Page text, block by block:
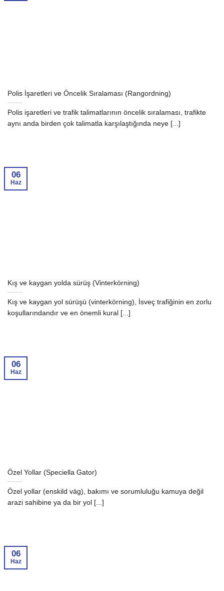
Polis İşaretleri ve Öncelik Sıralaması (Rangordning)
Polis işaretleri ve trafik talimatlarının öncelik sıralaması, trafikte
aynı anda birden çok talimatla karşılaştığında neye [...]
Kış ve kaygan yolda sürüş (Vinterkörning)
Kış ve kaygan yol sürüşü (vinterkörning), İsveç trafiğinin en zorlu
koşullarındandır ve en önemli kural [...]
06
Haz
Özel Yollar (Speciella Gator)
Özel yollar (enskild väg), bakımı ve sorumluluğu kamuya değil
arazi sahibine ya da bir yol [...]
06
Haz
06
Haz